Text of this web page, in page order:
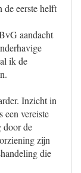
de eerste helft
aandacht
ik de
Inzicht in
een vereiste
door de
zijn
die